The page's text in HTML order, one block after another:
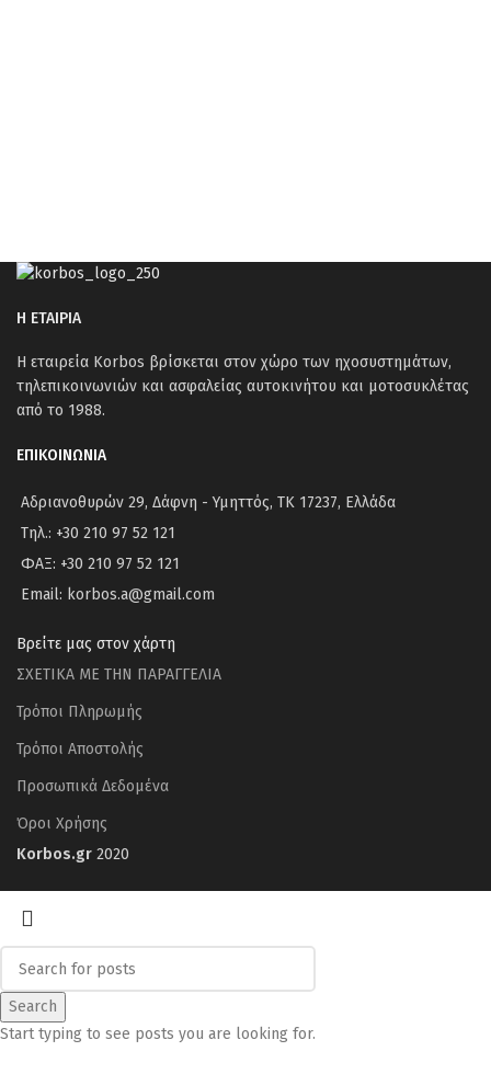
Η ΕΤΑΙΡΙΑ
Η εταιρεία Korbos βρίσκεται στον χώρο των ηχοσυστημάτων,
τηλεπικοινωνιών και ασφαλείας αυτοκινήτου και μοτοσυκλέτας
από το 1988.
ΕΠΙΚΟΙΝΩΝΙΑ
Αδριανοθυρών 29, Δάφνη - Υμηττός, ΤΚ 17237, Ελλάδα
Τηλ.: +30 210 97 52 121
ΦΑΞ: +30 210 97 52 121
Email: korbos.a@gmail.com
Βρείτε μας στον χάρτη
ΣΧΕΤΙΚΑ ΜΕ ΤΗΝ ΠΑΡΑΓΓΕΛΙΑ
Τρόποι Πληρωμής
Τρόποι Αποστολής
Προσωπικά Δεδομένα
Όροι Χρήσης
Korbos.gr 2020
Search
Start typing to see posts you are looking for.